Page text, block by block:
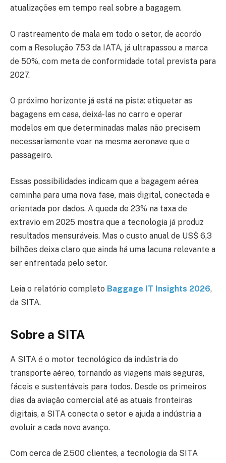
atualizações em tempo real sobre a bagagem.
O rastreamento de mala em todo o setor, de acordo
com a Resolução 753 da IATA, já ultrapassou a marca
de 50%, com meta de conformidade total prevista para
2027.
O próximo horizonte já está na pista: etiquetar as
bagagens em casa, deixá-las no carro e operar
modelos em que determinadas malas não precisem
necessariamente voar na mesma aeronave que o
passageiro.
Essas possibilidades indicam que a bagagem aérea
caminha para uma nova fase, mais digital, conectada e
orientada por dados. A queda de 23% na taxa de
extravio em 2025 mostra que a tecnologia já produz
resultados mensuráveis. Mas o custo anual de US$ 6,3
bilhões deixa claro que ainda há uma lacuna relevante a
ser enfrentada pelo setor.
Leia o relatório completo Baggage IT Insights 2026,
da SITA.
Sobre a SITA
A SITA é o motor tecnológico da indústria do
transporte aéreo, tornando as viagens mais seguras,
fáceis e sustentáveis para todos. Desde os primeiros
dias da aviação comercial até as atuais fronteiras
digitais, a SITA conecta o setor e ajuda a indústria a
evoluir a cada novo avanço.
Com cerca de 2.500 clientes, a tecnologia da SITA